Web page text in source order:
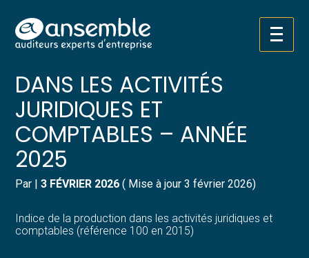
Aller
au
Créer et reprendre une activité
Gérer votre quotidien
Piloter votre entreprise
Développer votre entreprise
Construire votre patrimoine
Structurer votre croissance
Pilotez votre gestion
Suivre votre comptabilité
Gérer vos ressources humaines
Dématérialiser vos documents
INDICE DE LA PRODUCTION
DANS LES ACTIVITÉS
JURIDIQUES ET
COMPTABLES – ANNÉE
2025
Par |3 FÉVRIER 2026 ( Mise à jour 3 février 2026)
Indice de la production dans les activités juridiques et
comptables (référence 100 en 2015)